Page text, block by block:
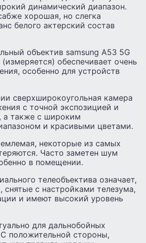
динамический диапазон.
хорошая, но слегка
белого актерский состав
объектив samsung A53 5G
обеспечивает очень
особенно для устройств
сверхширокоугольная камера
с точной экспозицией и
а также с широким
и красивыми цветами.
некоторые из самых
Часто заметен шум
в помещении.
телеобъектива означает,
снятые с настройками телезума,
и имеют высокий уровень
для дальнобойных
положительной стороны,